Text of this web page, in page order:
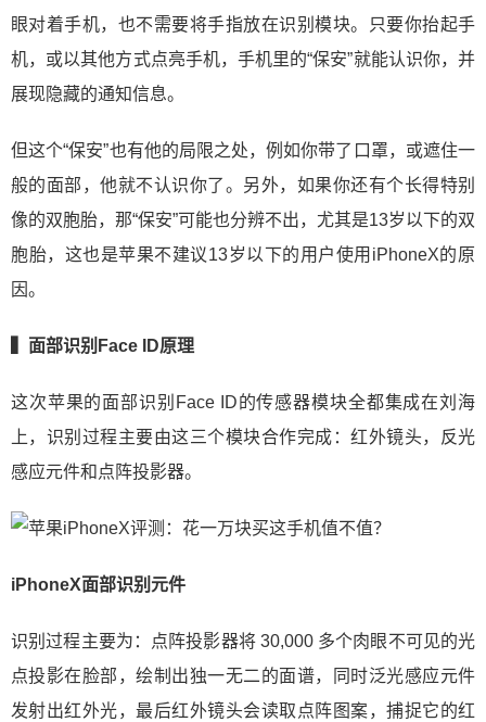
眼对着手机，也不需要将手指放在识别模块。只要你抬起手
机，或以其他方式点亮手机，手机里的“保安”就能认识你，并
展现隐藏的通知信息。
但这个“保安”也有他的局限之处，例如你带了口罩，或遮住一
般的面部，他就不认识你了。另外，如果你还有个长得特别
像的双胞胎，那“保安”可能也分辨不出，尤其是13岁以下的双
胞胎，这也是苹果不建议13岁以下的用户使用iPhoneX的原
因。
▍面部识别Face ID原理
这次苹果的面部识别Face ID的传感器模块全都集成在刘海
上，识别过程主要由这三个模块合作完成：红外镜头，反光
感应元件和点阵投影器。
iPhoneX面部识别元件
识别过程主要为：点阵投影器将 30,000 多个肉眼不可见的光
点投影在脸部，绘制出独一无二的面谱，同时泛光感应元件
发射出红外光，最后红外镜头会读取点阵图案，捕捉它的红